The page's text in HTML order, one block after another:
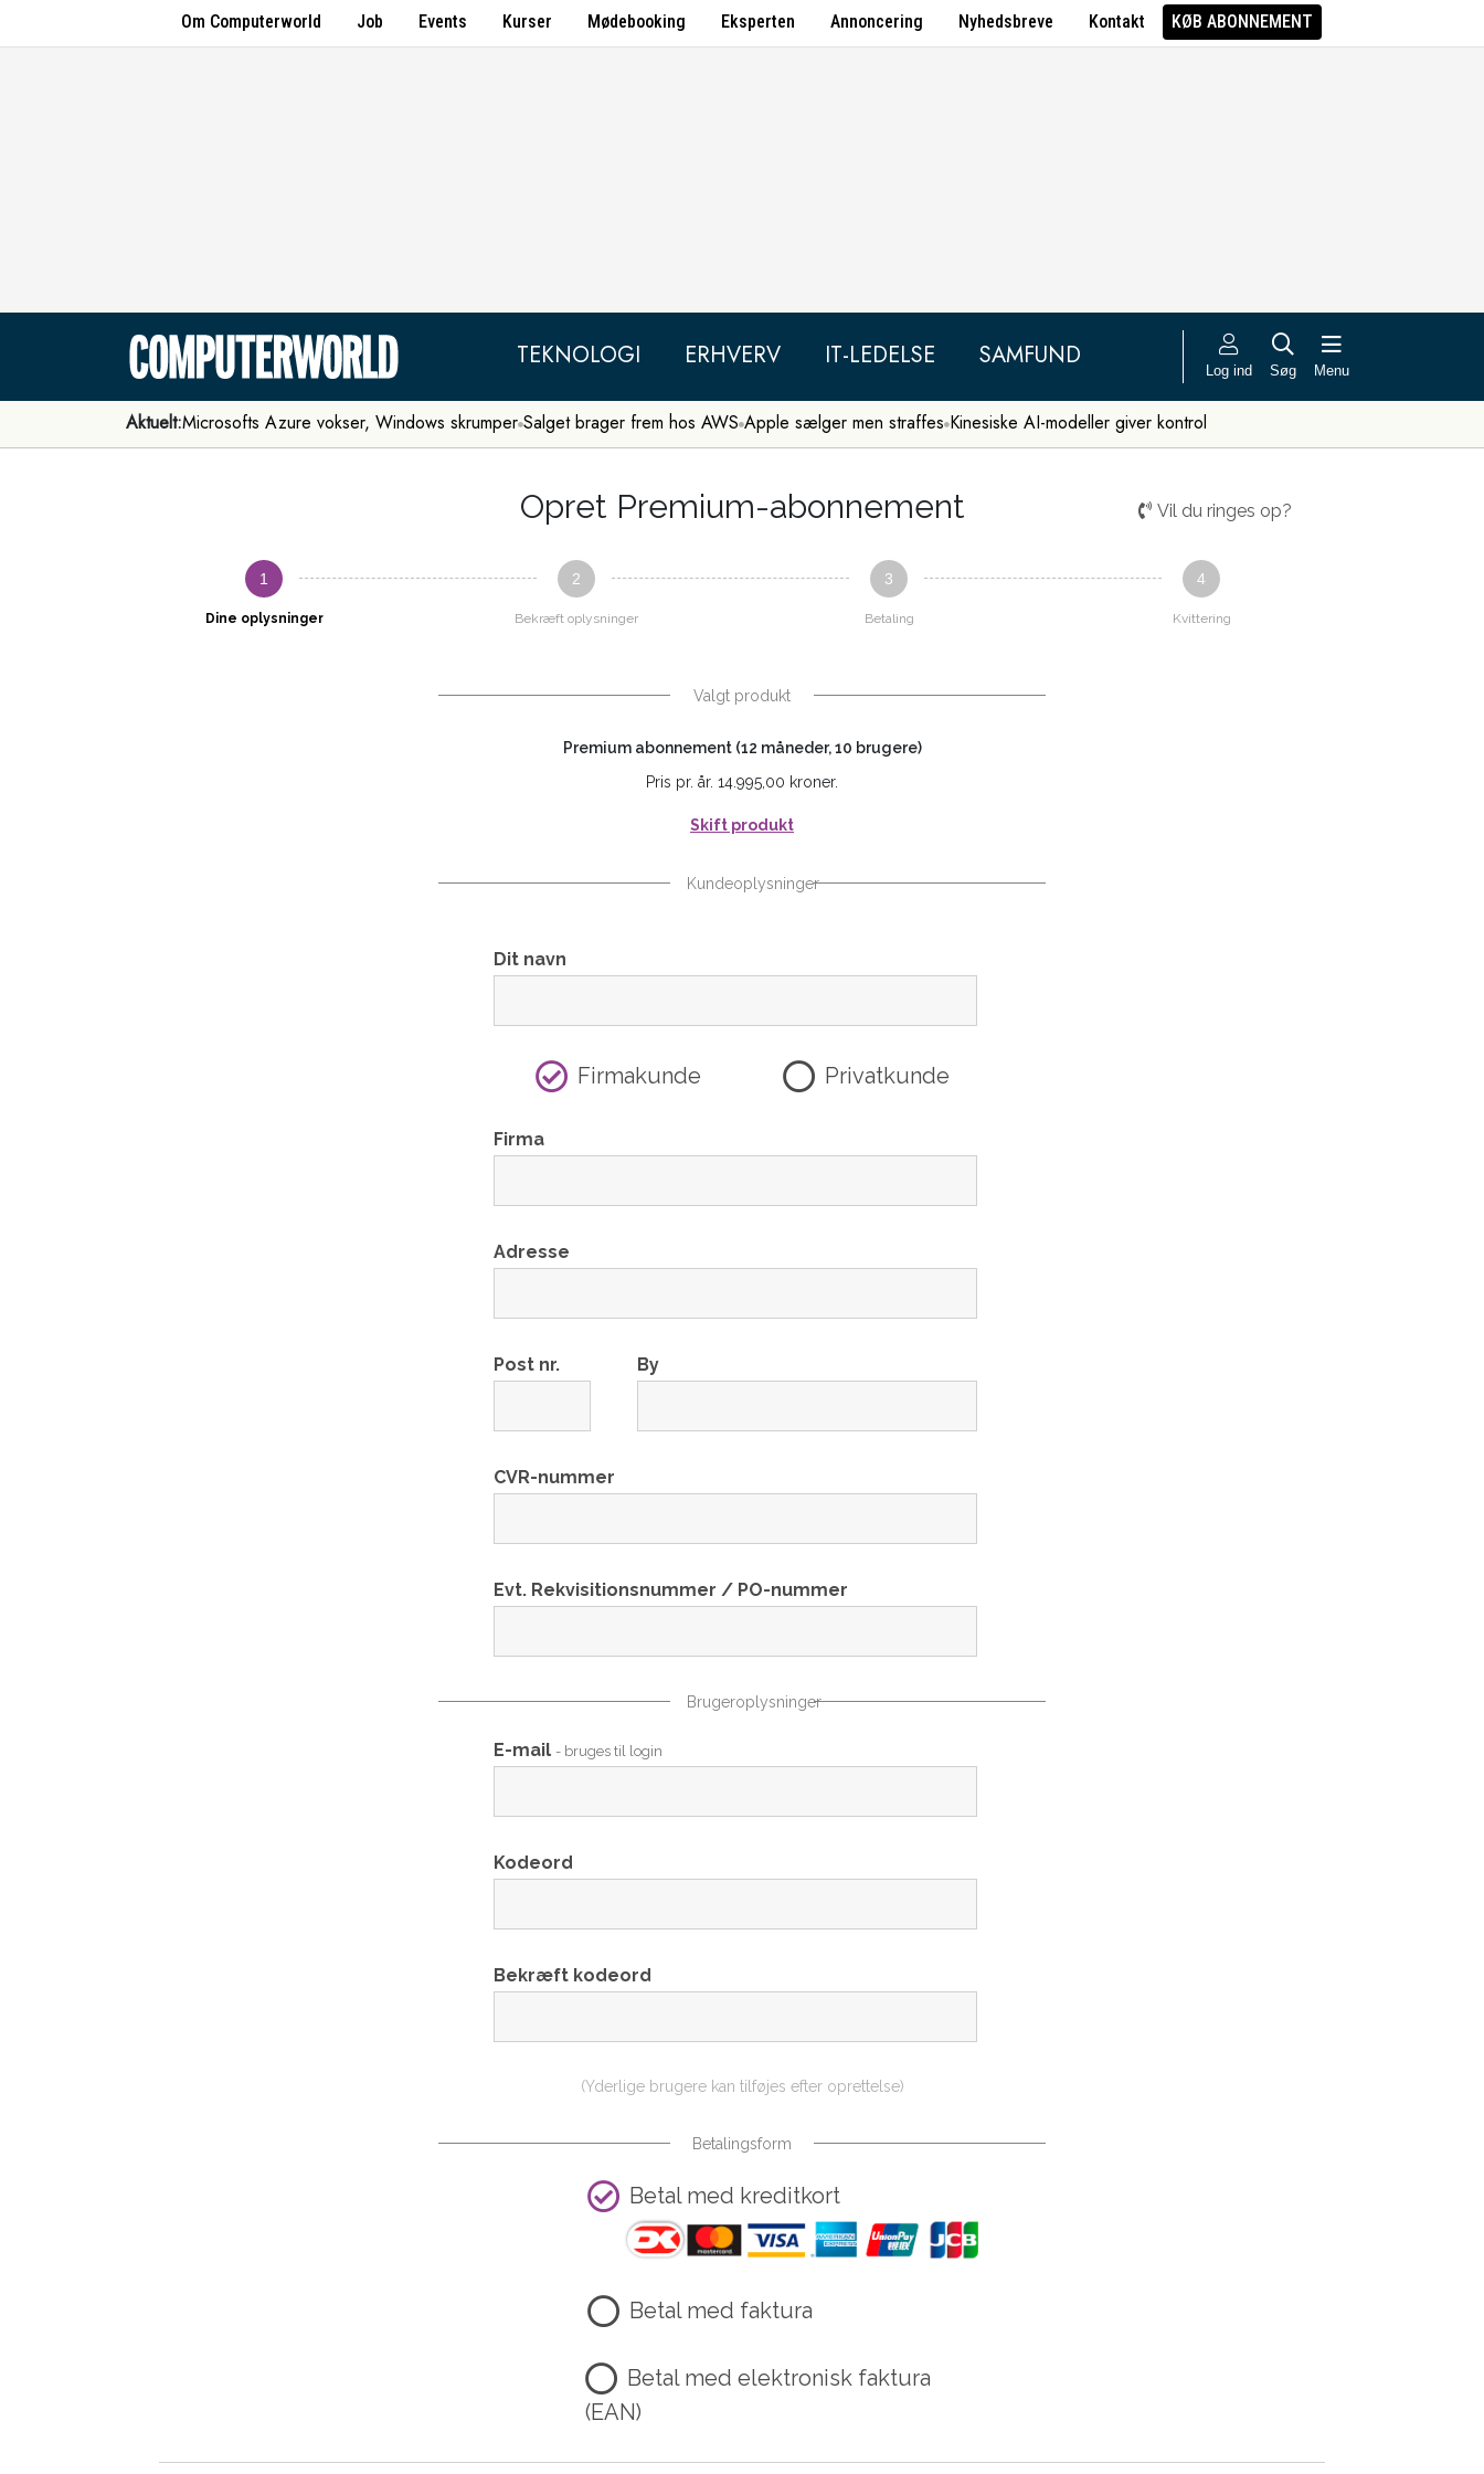
Om Computerworld Job Events Kurser Mødebooking Eksperten Annoncering Nyhedsbreve Kontakt KØB ABONNEMENT
TEKNOLOGI ERHVERV IT-LEDELSE SAMFUND Log ind Søg Menu
Aktuelt:Microsofts Azure vokser, Windows skrumper Salget brager frem hos AWS Apple sælger men straffes Kinesiske AI-modeller giver kontrol
Opret Premium-abonnement Vil du ringes op?
1
Dine oplysninger
2
Bekræft oplysninger
3
Betaling
4
Kvittering
Valgt produkt
Premium abonnement (12 måneder, 10 brugere)
Pris pr. år. 14.995,00 kroner.
Skift produkt
Kundeoplysninger
Dit navn
Firmakunde Privatkunde
Firma
Adresse
Post nr. By
CVR-nummer
Evt. Rekvisitionsnummer / PO-nummer
Brugeroplysninger
E-mail - bruges til login
Kodeord
Bekræft kodeord
(Yderlige brugere kan tilføjes efter oprettelse)
Betalingsform
Betal med kreditkort
Betal med faktura
Betal med elektronisk faktura
(EAN)